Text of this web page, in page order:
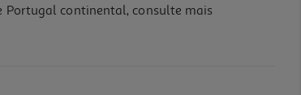
Portugal continental, consulte mais